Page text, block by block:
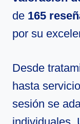
de 165
por su
Desde
hasta
sesión se